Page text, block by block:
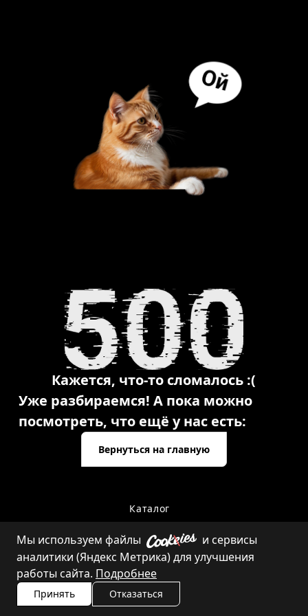
Кажется, что-то сломалось :(
Уже разбираемся! А пока можно
посмотреть, что ещё у нас есть:
Вернуться на главную
Каталог
Контакты
Мы используем файлы
и сервисы
аналитики (Яндекс Метрика) для улучшения
работы сайта. Подробнее
Принять Отказаться